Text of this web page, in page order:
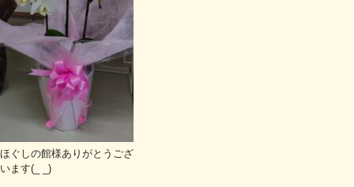
ほぐしの館様ありがとうござ
います(_ _)